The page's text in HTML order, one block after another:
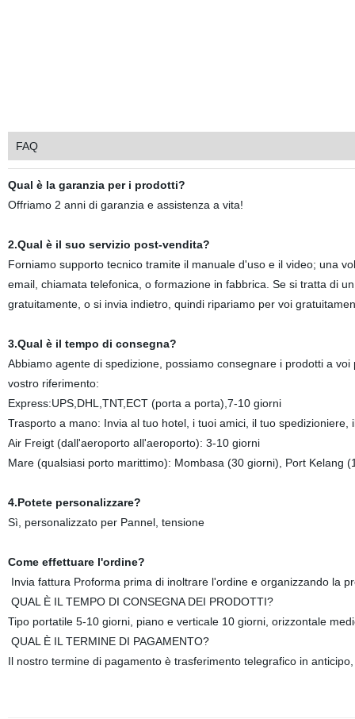
FAQ
Qual è la garanzia per i prodotti?
Offriamo 2 anni di garanzia e assistenza a vita!
2.Qual è il suo servizio post-vendita?
Forniamo supporto tecnico tramite il manuale d'uso e il video; una
email, chiamata telefonica, o formazione in fabbrica. Se si tratta di
gratuitamente, o si invia indietro, quindi ripariamo per voi
3.Qual è il tempo di consegna?
Abbiamo agente di spedizione, possiamo consegnare i prodotti a
vostro riferimento:
Express:UPS,DHL,TNT,ECT (porta a porta),7-10 giorni
Trasporto a mano: Invia al tuo hotel, i tuoi amici, il tuo
Air Freigt (dall'aeroporto all'aeroporto): 3-10 giorni
Mare (qualsiasi porto marittimo): Mombasa (30 giorni), Port Kelang
4.Potete personalizzare?
Sì, personalizzato per Pannel, tensione
Come effettuare l'ordine?
Invia fattura Proforma prima di inoltrare l'ordine e organizzando la
QUAL È IL TEMPO DI CONSEGNA DEI PRODOTTI?
Tipo portatile 5-10 giorni, piano e verticale 10 giorni, orizzontale
QUAL È IL TERMINE DI PAGAMENTO?
Il nostro termine di pagamento è trasferimento telegrafico in